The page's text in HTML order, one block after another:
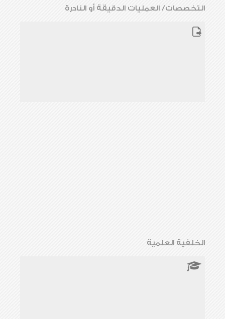
التخصصات/ العمليات الدقيقة أو النادرة
الخلفية العلمية